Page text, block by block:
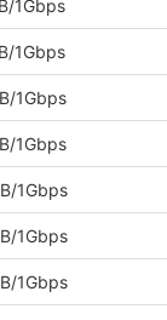
1Gbps
1Gbps
1Gbps
1Gbps
1Gbps
1Gbps
1Gbps